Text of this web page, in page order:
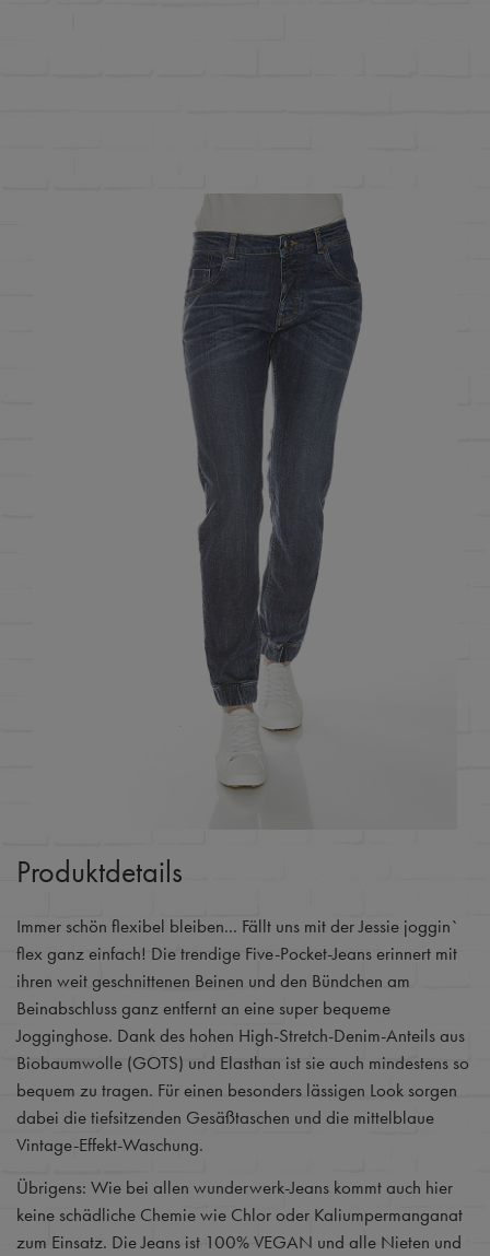
Produktdetails
Immer schön flexibel bleiben... Fällt uns mit der Jessie joggin`
flex ganz einfach! Die trendige Five-Pocket-Jeans erinnert mit
ihren weit geschnittenen Beinen und den Bündchen am
Beinabschluss ganz entfernt an eine super bequeme
Jogginghose. Dank des hohen High-Stretch-Denim-Anteils aus
Biobaumwolle (GOTS) und Elasthan ist sie auch mindestens so
bequem zu tragen. Für einen besonders lässigen Look sorgen
dabei die tiefsitzenden Gesäßtaschen und die mittelblaue
Vintage-Effekt-Waschung.
Übrigens: Wie bei allen wunderwerk-Jeans kommt auch hier
keine schädliche Chemie wie Chlor oder Kaliumpermanganat
zum Einsatz. Die Jeans ist 100% VEGAN und alle Nieten und